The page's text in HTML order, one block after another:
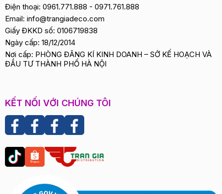
Điện thoại: 0961.771.888 - 0971.761.888
Email: info@trangiadeco.com
Giấy ĐKKD số: 0106719838
Ngày cấp: 18/12/2014
Nơi cấp: PHÒNG ĐĂNG KÍ KINH DOANH – SỞ KẾ HOẠCH VÀ
ĐẦU TƯ THÀNH PHỐ HÀ NỘI
KẾT NỐI VỚI CHÚNG TÔI